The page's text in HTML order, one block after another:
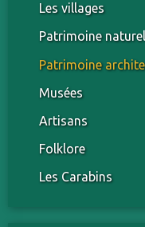
Les villages
Patrimoine naturel
Patrimoine
Musées
Artisans
Folklore
Les Carabins